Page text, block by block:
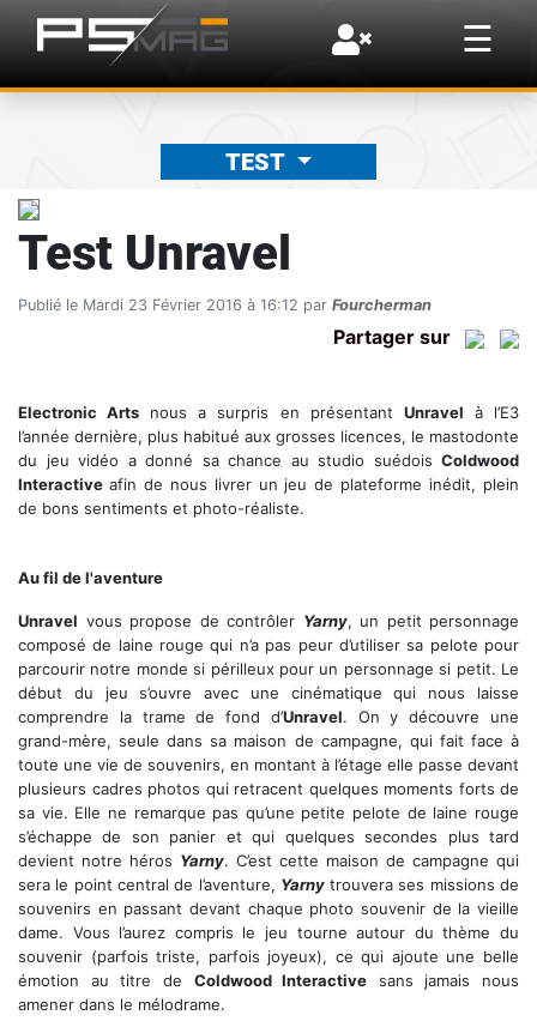
☰
×
TEST
Test Unravel
Publié le Mardi 23 Février 2016 à 16:12 par Fourcherman
Partager sur
Electronic Arts nous a surpris en présentant Unravel à l’E3
l’année dernière, plus habitué aux grosses licences, le mastodonte
du jeu vidéo a donné sa chance au studio suédois Coldwood
Interactive afin de nous livrer un jeu de plateforme inédit, plein
de bons sentiments et photo-réaliste.
Au fil de l'aventure
Unravel vous propose de contrôler Yarny, un petit personnage
composé de laine rouge qui n’a pas peur d’utiliser sa pelote pour
parcourir notre monde si périlleux pour un personnage si petit. Le
début du jeu s’ouvre avec une cinématique qui nous laisse
comprendre la trame de fond d’Unravel. On y découvre une
grand-mère, seule dans sa maison de campagne, qui fait face à
toute une vie de souvenirs, en montant à l’étage elle passe devant
plusieurs cadres photos qui retracent quelques moments forts de
sa vie. Elle ne remarque pas qu’une petite pelote de laine rouge
s’échappe de son panier et qui quelques secondes plus tard
devient notre héros Yarny. C’est cette maison de campagne qui
sera le point central de l’aventure, Yarnytrouvera ses missions de
souvenirs en passant devant chaque photo souvenir de la vieille
dame. Vous l’aurez compris le jeu tourne autour du thème du
souvenir (parfois triste, parfois joyeux), ce qui ajoute une belle
émotion au titre de Coldwood Interactive sans jamais nous
amener dans le mélodrame.